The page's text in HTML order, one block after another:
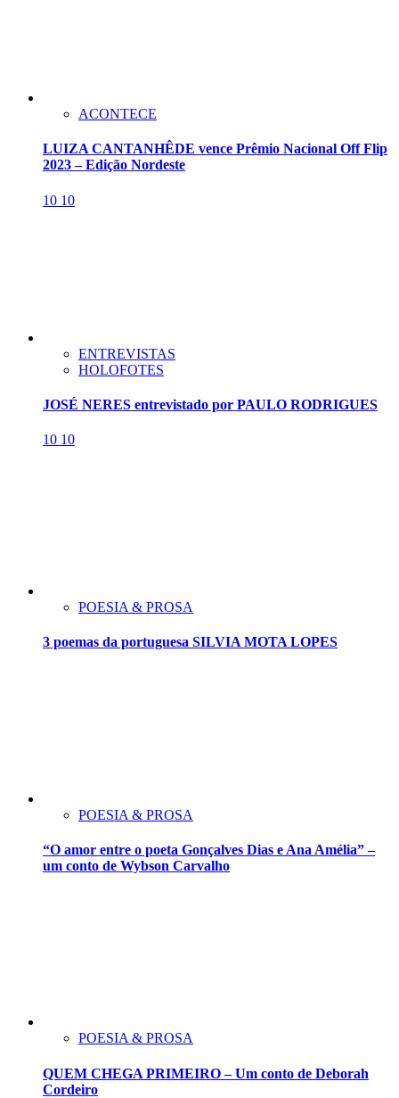
ACONTECE
LUIZA CANTANHÊDE vence Prêmio Nacional Off Flip
2023 – Edição Nordeste
10 10
ENTREVISTAS
HOLOFOTES
JOSÉ NERES entrevistado por PAULO RODRIGUES
10 10
POESIA & PROSA
3 poemas da portuguesa SILVIA MOTA LOPES
POESIA & PROSA
“O amor entre o poeta Gonçalves Dias e Ana Amélia” –
um conto de Wybson Carvalho
POESIA & PROSA
QUEM CHEGA PRIMEIRO – Um conto de Deborah
Cordeiro